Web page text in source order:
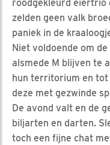
roodgekleurd eiertrio
zelden geen valk
paniek in de
Niet voldoende om
alsmede M blijven te
hun territorium en tot
deze met gezwinde
De avond valt en de
biljarten en darten.
toch een fijne chat